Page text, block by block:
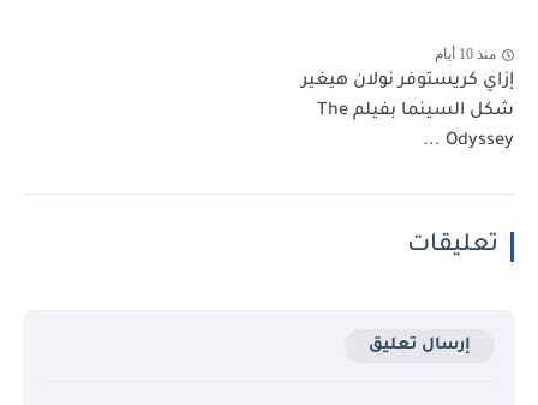
منذ 10 أيام
إزاي كريستوفر نولان هيغير
شكل السينما بفيلم The
Odyssey ...
تعليقات
إرسال تعليق